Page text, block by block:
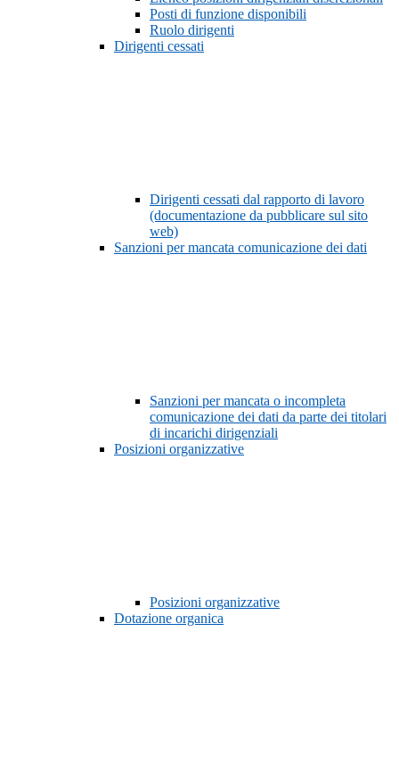
Posti di funzione disponibili
Ruolo dirigenti
Dirigenti cessati
Dirigenti cessati dal rapporto di lavoro
(documentazione da pubblicare sul sito
web)
Sanzioni per mancata comunicazione dei dati
Sanzioni per mancata o incompleta
comunicazione dei dati da parte dei titolari
di incarichi dirigenziali
Posizioni organizzative
Posizioni organizzative
Dotazione organica